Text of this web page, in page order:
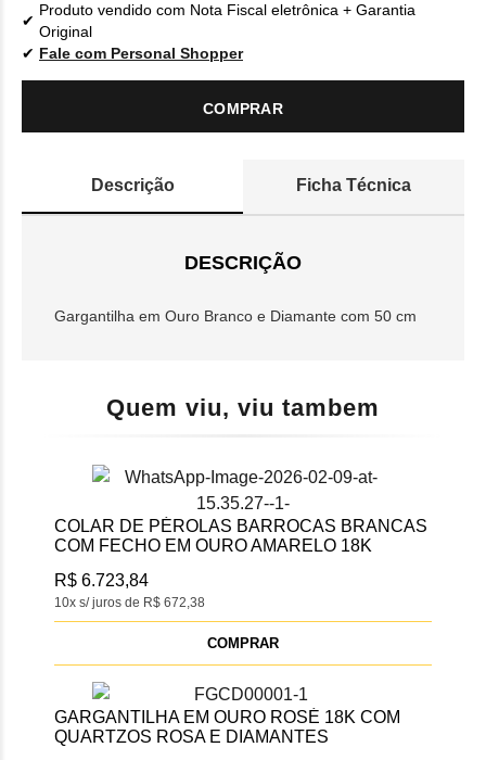
Produto vendido com Nota Fiscal eletrônica + Garantia
Original
Fale com Personal Shopper
COMPRAR
Descrição Ficha Técnica
DESCRIÇÃO
Gargantilha em Ouro Branco e Diamante com 50 cm
Quem viu, viu tambem
COLAR DE PÉROLAS BARROCAS BRANCAS
COM FECHO EM OURO AMARELO 18K
10x s/ juros de R$ 672,38
R$ 6.723,84
COMPRAR
GARGANTILHA EM OURO ROSÉ 18K COM
QUARTZOS ROSA E DIAMANTES